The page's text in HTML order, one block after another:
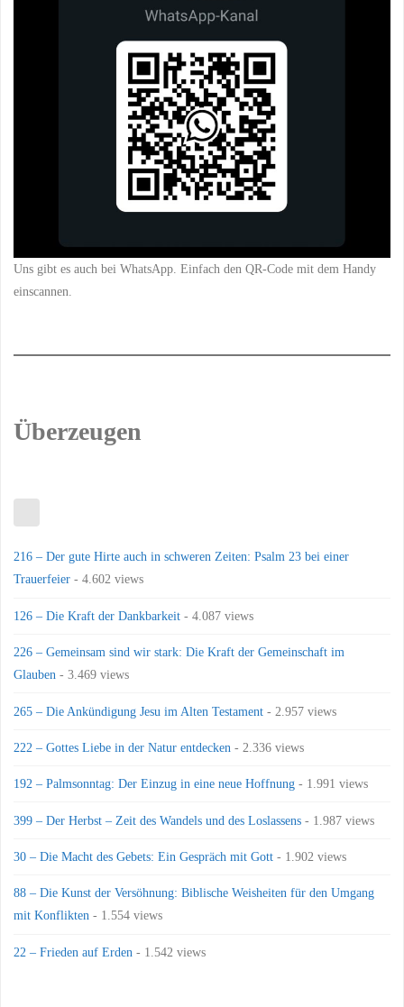
Uns gibt es auch bei WhatsApp. Einfach den QR-Code mit dem Handy
einscannen.
Überzeugen
216 – Der gute Hirte auch in schweren Zeiten: Psalm 23 bei einer
Trauerfeier - 4.602 views
126 – Die Kraft der Dankbarkeit - 4.087 views
226 – Gemeinsam sind wir stark: Die Kraft der Gemeinschaft im
Glauben - 3.469 views
265 – Die Ankündigung Jesu im Alten Testament - 2.957 views
222 – Gottes Liebe in der Natur entdecken - 2.336 views
192 – Palmsonntag: Der Einzug in eine neue Hoffnung - 1.991 views
399 – Der Herbst – Zeit des Wandels und des Loslassens - 1.987 views
30 – Die Macht des Gebets: Ein Gespräch mit Gott - 1.902 views
88 – Die Kunst der Versöhnung: Biblische Weisheiten für den Umgang
mit Konflikten - 1.554 views
22 – Frieden auf Erden - 1.542 views